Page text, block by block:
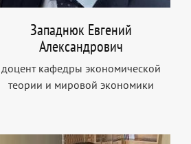
Западнюк Евгений
Александрович
доцент кафедры экономической
теории и мировой экономики